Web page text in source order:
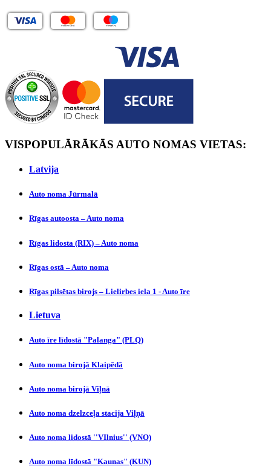
VISPOPULĀRĀKĀS AUTO NOMAS VIETAS:
Latvijа
Auto noma Jūrmalā
Rīgas autoosta – Auto noma
Rīgas lidosta (RIX) – Auto noma
Rīgas ostā – Auto noma
Rīgas pilsētas birojs – Lielirbes iela 1 - Auto īre
Lietuva
Auto īre līdostā "Palanga" (PLQ)
Auto noma birojā Klaipēdā
Auto noma birojā Viļnā
Auto noma dzelzceļa stacija Viļņā
Auto noma lidostā ''VIlnius'' (VNO)
Auto noma līdostā "Kaunas" (KUN)